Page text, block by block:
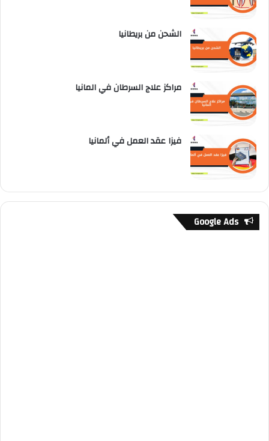
الشحن من بريطانيا
مراكز علاج السرطان في المانيا
فيزا عقد العمل في ألمانيا
Google Ads